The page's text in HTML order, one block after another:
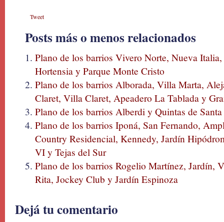
Tweet
Posts más o menos relacionados
Plano de los barrios Vivero Norte, Nueva
Hortensia y Parque Monte Cristo
Plano de los barrios Alborada, Villa Marta,
Claret, Villa Claret, Apeadero La Tablada y
Plano de los barrios Alberdi y Quintas de
Plano de los barrios Iponá, San Fernando,
Country Residencial, Kennedy, Jardín
VI y Tejas del Sur
Plano de los barrios Rogelio Martínez, Jardín,
Rita, Jockey Club y Jardín Espinoza
Dejá tu comentario